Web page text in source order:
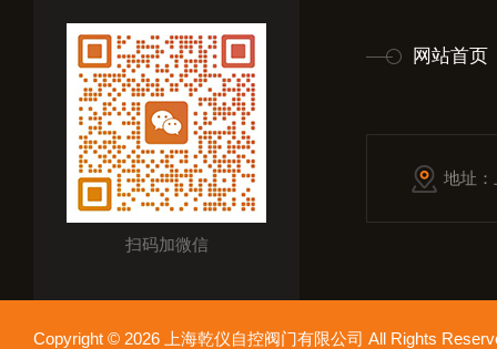
扫码加微信
网站首页
地址
Copyright © 2026 上海乾仪自控阀门有限公司 All Rights